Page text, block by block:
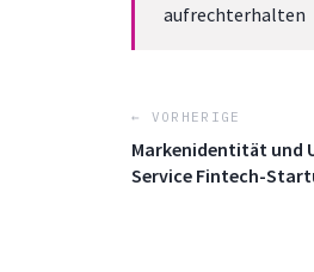
aufrechterhalten
← VORHERIGE
Markenidentität und
Service Fintech-